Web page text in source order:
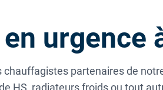
urgence
chauffagistes partenaires de
HS, radiateurs froids ou tout